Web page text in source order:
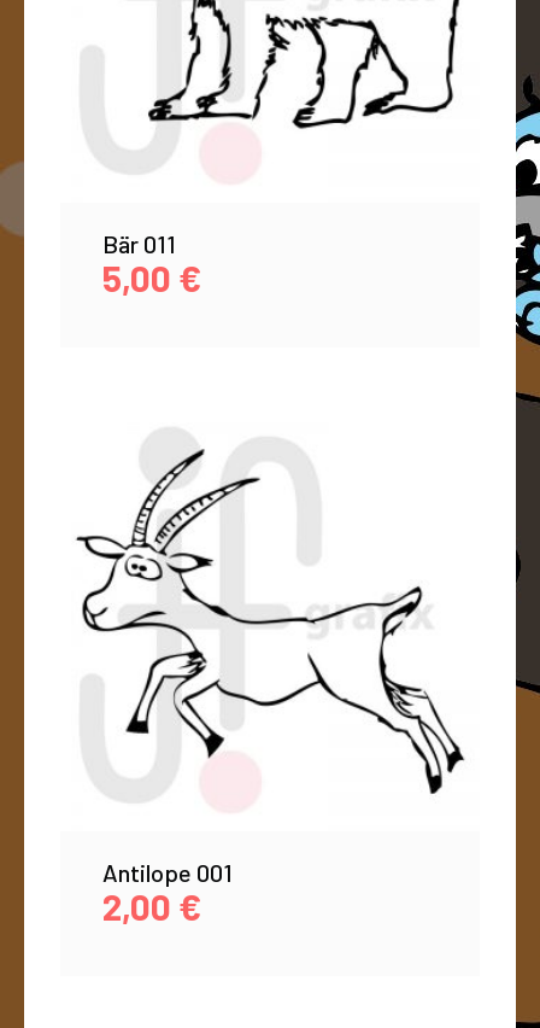
Bär 011
5,00 €
Antilope 001
2,00 €